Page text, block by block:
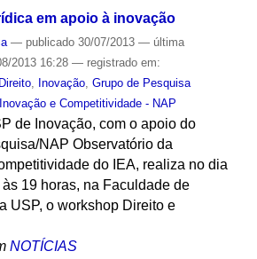
em apoio à inovação
— publicado30/07/2013 — última
2013 16:28 — registrado em:
Direito, Inovação, Grupo de Pesquisa
e Competitividade - NAP
de Inovação, com o apoio do
NAP Observatório da
do IEA, realiza no dia
19 horas, na Faculdade de
USP, o workshop Direito e
NOTÍCIAS